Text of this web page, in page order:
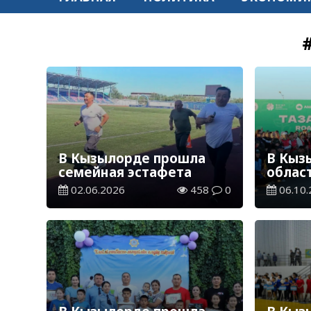
В Кызылорде прошла
семейная эстафета
02.06.2026 458 0
В
road-